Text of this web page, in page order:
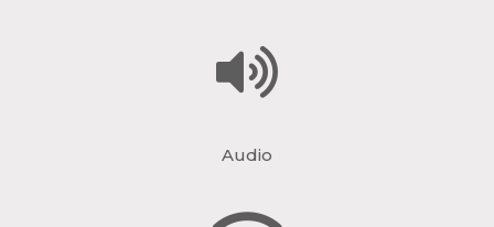
Audio